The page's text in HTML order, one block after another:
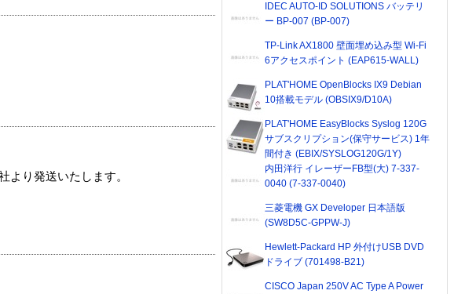
より発送いたします。
IDEC AUTO-ID SOLUTIONS バッテリ
ー BP-007 (BP-007)
TP-Link AX1800 壁面埋め込み型 Wi-Fi
6アクセスポイント (EAP615-WALL)
PLAT'HOME OpenBlocks IX9 Debian
10搭載モデル (OBSIX9/D10A)
PLAT'HOME EasyBlocks Syslog 120G
サブスクリプション(保守サービス) 1年
間付き (EBIX/SYSLOG120G/1Y)
内田洋行 イレーザーFB型(大) 7-337-
0040 (7-337-0040)
三菱電機 GX Developer 日本語版
(SW8D5C-GPPW-J)
Hewlett-Packard HP 外付けUSB DVD
ドライブ (701498-B21)
CISCO Japan 250V AC Type A Power